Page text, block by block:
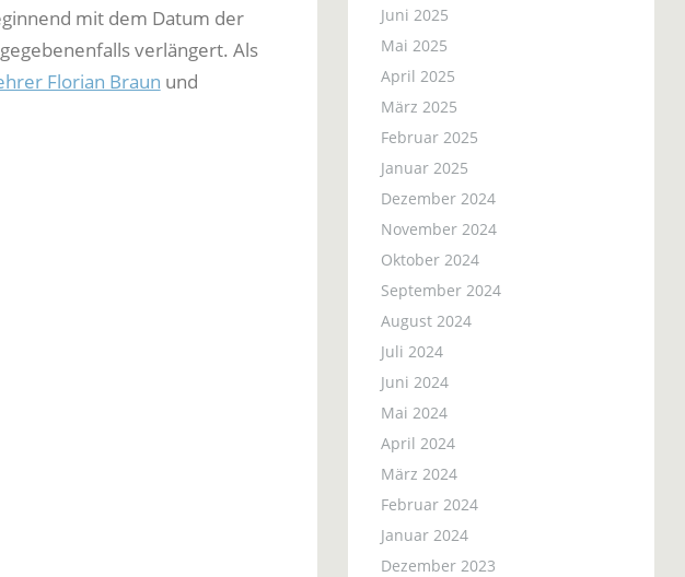
mit dem Datum der
verlängert. Als
Florian Braun und
Juni 2025
Mai 2025
April 2025
März 2025
Februar 2025
Januar 2025
Dezember 2024
November 2024
Oktober 2024
September 2024
August 2024
Juli 2024
Juni 2024
Mai 2024
April 2024
März 2024
Februar 2024
Januar 2024
Dezember 2023